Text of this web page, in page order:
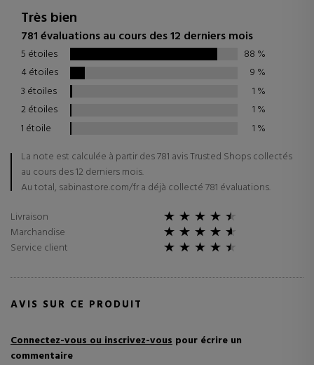
Très bien
781 évaluations au cours des 12 derniers mois
5 étoiles 88 %
4 étoiles
9 %
3 étoiles
1 %
2 étoiles
1 %
1 étoile
1 %
La note est calculée à partir des 781 avis Trusted Shops collectés
au cours des 12 derniers mois.
Au total, sabinastore.com/fr a déjà collecté 781 évaluations.
Livraison
Marchandise
Service client
AVIS SUR CE PRODUIT
Connectez-vous ou inscrivez-vous pour écrire un
commentaire